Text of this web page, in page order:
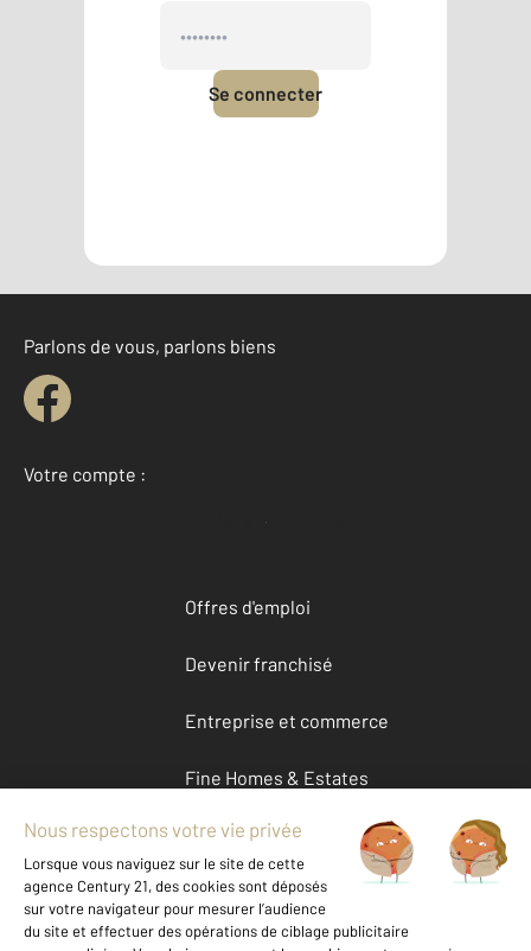
Se connecter
Parlons de vous, parlons biens
Votre compte :
Accéder à mon compte
Offres d'emploi
Devenir franchisé
Entreprise et commerce
Fine Homes & Estates
À propos
International